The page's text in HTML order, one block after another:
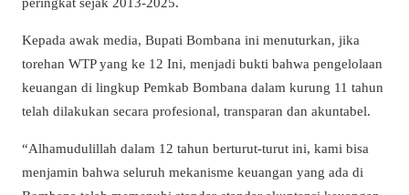
Kepada awak media, Bupati Bombana ini menuturkan, jika
torehan WTP yang ke 12 Ini, menjadi bukti bahwa pengelolaan
keuangan di lingkup Pemkab Bombana dalam kurung 11 tahun
telah dilakukan secara profesional, transparan dan akuntabel.
“Alhamudulillah dalam 12 tahun berturut-turut ini, kami bisa
menjamin bahwa seluruh mekanisme keuangan yang ada di